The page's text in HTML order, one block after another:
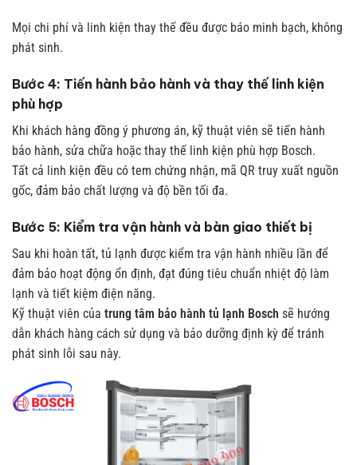
Mọi chi phí và linh kiện thay thế đều được báo minh bạch, không
phát sinh.
Bước 4: Tiến hành bảo hành và thay thế linh kiện
phù hợp
Khi khách hàng đồng ý phương án, kỹ thuật viên sẽ tiến hành
bảo hành, sửa chữa hoặc thay thế linh kiện phù hợp Bosch.
Tất cả linh kiện đều có tem chứng nhận, mã QR truy xuất nguồn
gốc, đảm bảo chất lượng và độ bền tối đa.
Bước 5: Kiểm tra vận hành và bàn giao thiết bị
Sau khi hoàn tất, tủ lạnh được kiểm tra vận hành nhiều lần để
đảm bảo hoạt động ổn định, đạt đúng tiêu chuẩn nhiệt độ làm
lạnh và tiết kiệm điện năng.
Kỹ thuật viên của trung tâm bảo hành tủ lạnh Bosch sẽ hướng
dẫn khách hàng cách sử dụng và bảo dưỡng định kỳ để tránh
phát sinh lỗi sau này.